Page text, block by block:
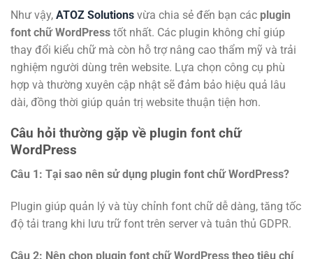
Như vậy, ATOZ Solutions vừa chia sẻ đến bạn các plugin
font chữ WordPress tốt nhất. Các plugin không chỉ giúp
thay đổi kiểu chữ mà còn hỗ trợ nâng cao thẩm mỹ và trải
nghiệm người dùng trên website. Lựa chọn công cụ phù
hợp và thường xuyên cập nhật sẽ đảm bảo hiệu quả lâu
dài, đồng thời giúp quản trị website thuận tiện hơn.
Câu hỏi thường gặp về plugin font chữ
WordPress
Câu 1: Tại sao nên sử dụng plugin font chữ WordPress?
Plugin giúp quản lý và tùy chỉnh font chữ dễ dàng, tăng tốc
độ tải trang khi lưu trữ font trên server và tuân thủ GDPR.
Câu 2: Nên chọn plugin font chữ WordPress theo tiêu chí